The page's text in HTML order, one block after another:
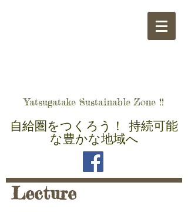
Yatsugatake Sustainable Zone !!
自給圏をつくろう！ 持続可能
な豊かな地域へ
Lecture